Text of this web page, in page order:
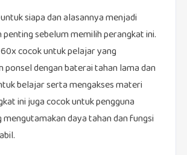
siapa dan alasannya menjadi
sebelum memilih perangkat ini.
cocok untuk pelajar yang
ponsel dengan baterai tahan lama dan
belajar serta mengakses materi
ini juga cocok untuk pengguna
daya tahan dan fungsi